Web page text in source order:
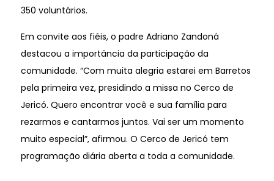
350 voluntários.
Em convite aos fiéis, o padre Adriano Zandoná
destacou a importância da participação da
comunidade. “Com muita alegria estarei em Barretos
pela primeira vez, presidindo a missa no Cerco de
Jericó. Quero encontrar você e sua família para
rezarmos e cantarmos juntos. Vai ser um momento
muito especial”, afirmou. O Cerco de Jericó tem
programação diária aberta a toda a comunidade.